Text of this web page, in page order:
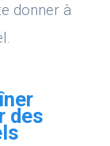
donner à
des